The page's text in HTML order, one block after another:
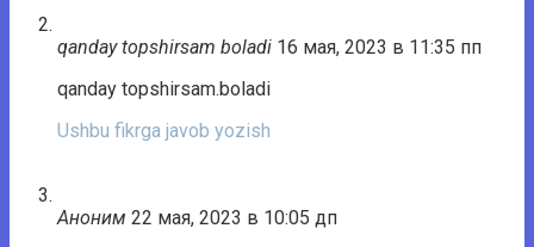
qanday topshirsam boladi 16 мая, 2023 в 11:35 пп
qanday topshirsam.boladi
Ushbu fikrga javob yozish
Аноним 22 мая, 2023 в 10:05 дп